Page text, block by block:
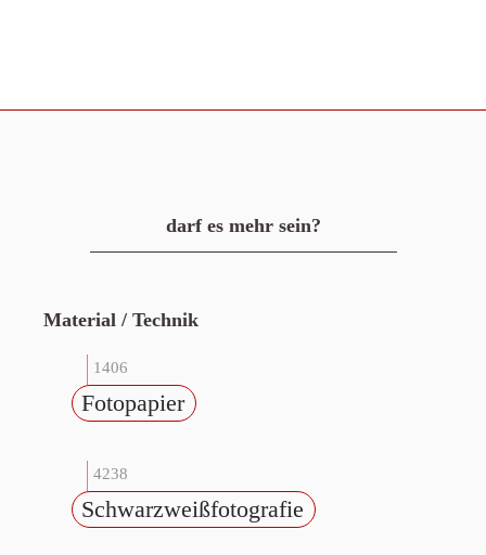
darf es mehr sein?
Material / Technik
1406
Fotopapier
4238
Schwarzweißfotografie